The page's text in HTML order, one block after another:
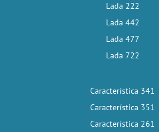
Lada 222
Lada 442
Lada 477
Lada 722
Característica 341
Característica 351
Característica 261